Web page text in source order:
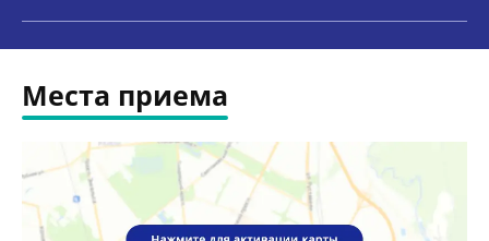
Места приема